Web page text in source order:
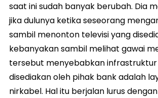
saat ini sudah banyak berubah. Dia
jika dulunya ketika seseorang
sambil menonton televisi yang
kebanyakan sambil melihat gawai
tersebut menyebabkan infrastruktur
disediakan oleh pihak bank adalah
nirkabel. Hal itu berjalan lurus